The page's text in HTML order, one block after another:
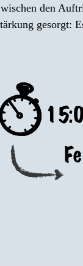
den
gesorgt: